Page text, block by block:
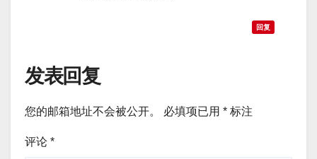
回复
发表回复
您的邮箱地址不会被公开。 必填项已用 * 标注
评论 *